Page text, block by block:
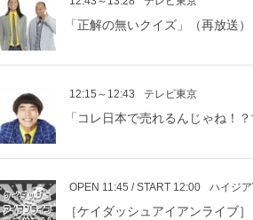
「正解の無いクイズ」（再放送）
12:15～12:43 テレビ東京
「コレ日本で売れるんじゃね！
OPEN 11:45 / START 12:00 ハイジ
［ケイダッシュアイアンライブ］